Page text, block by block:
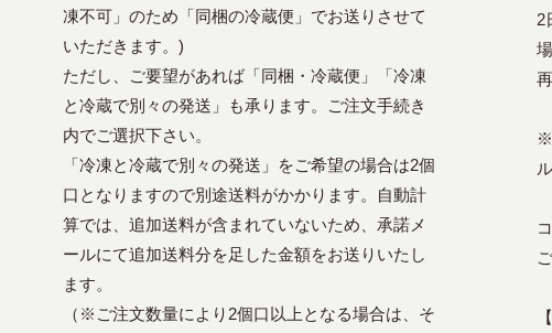
凍不可」のため「同梱の冷蔵便」でお送りさせて
いただきます。)
ただし、ご要望があれば「同梱・冷蔵便」「冷凍
と冷蔵で別々の発送」も承ります。ご注文手続き
内でご選択下さい。
「冷凍と冷蔵で別々の発送」をご希望の場合は2個
口となりますので別途送料がかかります。自動計
算では、追加送料が含まれていないため、承諾メ
ールにて追加送料分を足した金額をお送りいたし
ます。
（※ご注文数量により2個口以上となる場合は、そ
2
※